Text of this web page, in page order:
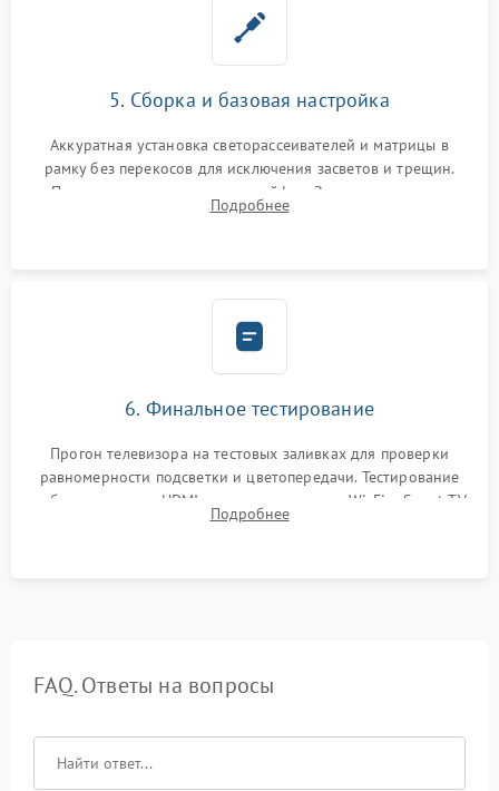
5. Сборка и базовая настройка
Аккуратная установка светорассеивателей и матрицы в
рамку без перекосов для исключения засветов и трещин.
Подключение внутренних шлейфов. Закрытие корпуса.
Сброс настроек и обновление программного обеспечения.
Подробнее
6. Финальное тестирование
Прогон телевизора на тестовых заливках для проверки
равномерности подсветки и цветопередачи. Тестирование
работы разъемов HDMI, динамиков, модуля Wi-Fi и Smart TV
в рабочем режиме в течение нескольких часов.
Подробнее
FAQ. Ответы на вопросы